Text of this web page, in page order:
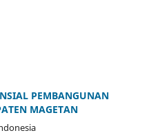
PEMBANGUNAN
MAGETAN